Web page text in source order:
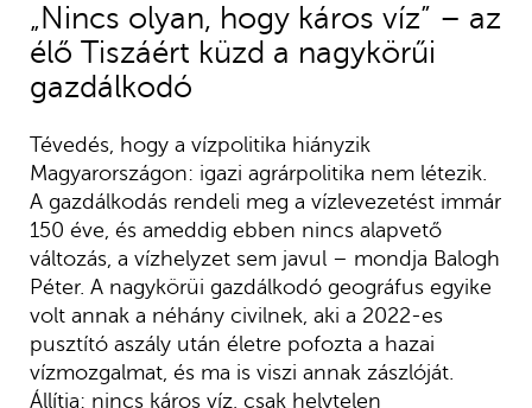
„Nincs olyan, hogy káros víz” – az
élő Tiszáért küzd a nagykörűi
gazdálkodó
Tévedés, hogy a vízpolitika hiányzik
Magyarországon: igazi agrárpolitika nem létezik.
A gazdálkodás rendeli meg a vízlevezetést immár
150 éve, és ameddig ebben nincs alapvető
változás, a vízhelyzet sem javul – mondja Balogh
Péter. A nagykörüi gazdálkodó geográfus egyike
volt annak a néhány civilnek, aki a 2022-es
pusztító aszály után életre pofozta a hazai
vízmozgalmat, és ma is viszi annak zászlóját.
Állítja: nincs káros víz, csak helytelen